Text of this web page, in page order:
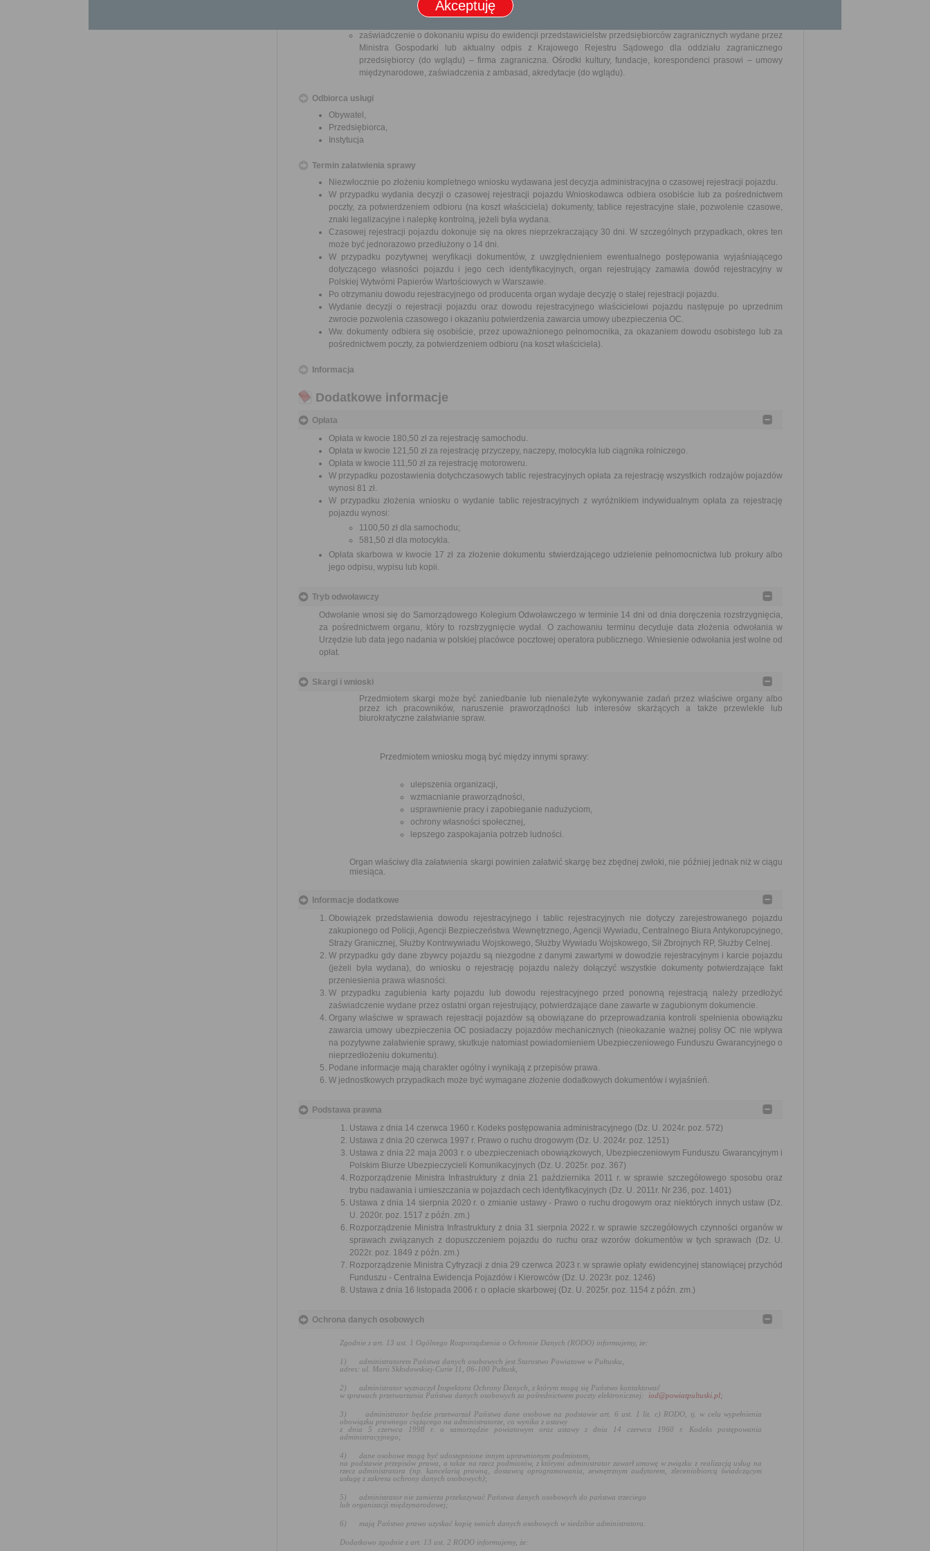
rezydenta długoterminowego Unii Europejskiej, nadanie statusu uchodźcy, udzielenie ochrony uzupełniającej
zaświadczenie o dokonaniu wpisu do ewidencji przedstawicielstw przedsiębiorców zagranicznych wydane przez
Ministra Gospodarki lub aktualny odpis z Krajowego Rejestru Sądowego dla oddziału zagranicznego
przedsiębiorcy (do wglądu) – firma zagraniczna. Ośrodki kultury, fundacje, korespondenci prasowi – umowy
międzynarodowe, zaświadczenia z ambasad, akredytacje (do wglądu).
Odbiorca usługi
Obywatel,
Przedsiębiorca,
Instytucja
Termin załatwienia sprawy
Niezwłocznie po złożeniu kompletnego wniosku wydawana jest decyzja administracyjna o czasowej rejestracji pojazdu.
W przypadku wydania decyzji o czasowej rejestracji pojazdu Wnioskodawca odbiera osobiście lub za pośrednictwem
poczty, za potwierdzeniem odbioru (na koszt właściciela) dokumenty, tablice rejestracyjne stałe, pozwolenie czasowe,
znaki legalizacyjne i nalepkę kontrolną, jeżeli była wydana.
Czasowej rejestracji pojazdu dokonuje się na okres nieprzekraczający 30 dni. W szczególnych przypadkach, okres ten
może być jednorazowo przedłużony o 14 dni.
W przypadku pozytywnej weryfikacji dokumentów, z uwzględnieniem ewentualnego postępowania wyjaśniającego
dotyczącego własności pojazdu i jego cech identyfikacyjnych, organ rejestrujący zamawia dowód rejestracyjny w
Polskiej Wytwórni Papierów Wartościowych w Warszawie.
Po otrzymaniu dowodu rejestracyjnego od producenta organ wydaje decyzję o stałej rejestracji pojazdu.
Wydanie decyzji o rejestracji pojazdu oraz dowodu rejestracyjnego właścicielowi pojazdu następuje po uprzednim
zwrocie pozwolenia czasowego i okazaniu potwierdzenia zawarcia umowy ubezpieczenia OC.
Ww. dokumenty odbiera się osobiście, przez upoważnionego pełnomocnika, za okazaniem dowodu osobistego lub za
pośrednictwem poczty, za potwierdzeniem odbioru (na koszt właściciela).
Informacja
Dodatkowe informacje
Opłata
Opłata w kwocie 180,50 zł za rejestrację samochodu.
Opłata w kwocie 121,50 zł za rejestrację przyczepy, naczepy, motocykla lub ciągnika rolniczego.
Opłata w kwocie 111,50 zł za rejestrację motoroweru.
W przypadku pozostawienia dotychczasowych tablic rejestracyjnych opłata za rejestrację wszystkich rodzajów pojazdów
wynosi 81 zł.
W przypadku złożenia wniosku o wydanie tablic rejestracyjnych z wyróżnikiem indywidualnym opłata za rejestrację
pojazdu wynosi:
1100,50 zł dla samochodu;
581,50 zł dla motocykla.
Opłata skarbowa w kwocie 17 zł za złożenie dokumentu stwierdzającego udzielenie pełnomocnictwa lub prokury albo
jego odpisu, wypisu lub kopii.
Tryb odwoławczy
Odwołanie wnosi się do Samorządowego Kolegium Odwoławczego w terminie 14 dni od dnia doręczenia rozstrzygnięcia,
za pośrednictwem organu, który to rozstrzygnięcie wydał. O zachowaniu terminu decyduje data złożenia odwołania w
Urzędzie lub data jego nadania w polskiej placówce pocztowej operatora publicznego. Wniesienie odwołania jest wolne od
opłat.
Skargi i wnioski
Przedmiotem skargi może być zaniedbanie lub nienależyte wykonywanie zadań przez właściwe organy albo
przez ich pracowników, naruszenie praworządności lub interesów skarżących a także przewlekłe lub
biurokratyczne załatwianie spraw.
Przedmiotem wniosku mogą być między innymi sprawy:
ulepszenia organizacji,
wzmacnianie praworządności,
usprawnienie pracy i zapobieganie nadużyciom,
ochrony własności społecznej,
lepszego zaspokajania potrzeb ludności.
Organ właściwy dla załatwienia skargi powinien załatwić skargę bez zbędnej zwłoki, nie później jednak niż w ciągu
miesiąca.
Informacje dodatkowe
Obowiązek przedstawienia dowodu rejestracyjnego i tablic rejestracyjnych nie dotyczy zarejestrowanego pojazdu
zakupionego od Policji, Agencji Bezpieczeństwa Wewnętrznego, Agencji Wywiadu, Centralnego Biura Antykorupcyjnego,
Straży Granicznej, Służby Kontrwywiadu Wojskowego, Służby Wywiadu Wojskowego, Sił Zbrojnych RP, Służby Celnej.
W przypadku gdy dane zbywcy pojazdu są niezgodne z danymi zawartymi w dowodzie rejestracyjnym i karcie pojazdu
(jeżeli była wydana), do wniosku o rejestrację pojazdu należy dołączyć wszystkie dokumenty potwierdzające fakt
przeniesienia prawa własności.
W przypadku zagubienia karty pojazdu lub dowodu rejestracyjnego przed ponowną rejestracją należy przedłożyć
zaświadczenie wydane przez ostatni organ rejestrujący, potwierdzające dane zawarte w zagubionym dokumencie.
Organy właściwe w sprawach rejestracji pojazdów są obowiązane do przeprowadzania kontroli spełnienia obowiązku
zawarcia umowy ubezpieczenia OC posiadaczy pojazdów mechanicznych (nieokazanie ważnej polisy OC nie wpływa
na pozytywne załatwienie sprawy, skutkuje natomiast powiadomieniem Ubezpieczeniowego Funduszu Gwarancyjnego o
nieprzedłożeniu dokumentu).
Podane informacje mają charakter ogólny i wynikają z przepisów prawa.
W jednostkowych przypadkach może być wymagane złożenie dodatkowych dokumentów i wyjaśnień.
Podstawa prawna
Ustawa z dnia 14 czerwca 1960 r. Kodeks postępowania administracyjnego (Dz. U. 2024r. poz. 572)
Ustawa z dnia 20 czerwca 1997 r. Prawo o ruchu drogowym (Dz. U. 2024r. poz. 1251)
Ustawa z dnia 22 maja 2003 r. o ubezpieczeniach obowiązkowych, Ubezpieczeniowym Funduszu Gwarancyjnym i
Polskim Biurze Ubezpieczycieli Komunikacyjnych (Dz. U. 2025r. poz. 367)
Rozporządzenie Ministra Infrastruktury z dnia 21 października 2011 r. w sprawie szczegółowego sposobu oraz
trybu nadawania i umieszczania w pojazdach cech identyfikacyjnych (Dz. U. 2011r. Nr 236, poz. 1401)
Ustawa z dnia 14 sierpnia 2020 r. o zmianie ustawy - Prawo o ruchu drogowym oraz niektórych innych ustaw (Dz.
U. 2020r. poz. 1517 z późn. zm.)
Rozporządzenie Ministra Infrastruktury z dnia 31 sierpnia 2022 r. w sprawie szczegółowych czynności organów w
sprawach związanych z dopuszczeniem pojazdu do ruchu oraz wzorów dokumentów w tych sprawach (Dz. U.
2022r. poz. 1849 z późn. zm.)
Rozporządzenie Ministra Cyfryzacji z dnia 29 czerwca 2023 r. w sprawie opłaty ewidencyjnej stanowiącej przychód
Funduszu - Centralna Ewidencja Pojazdów i Kierowców (Dz. U. 2023r. poz. 1246)
Ustawa z dnia 16 listopada 2006 r. o opłacie skarbowej (Dz. U. 2025r. poz. 1154 z późn. zm.)
Ochrona danych osobowych
Zgodnie z art. 13 ust. 1 Ogólnego Rozporządzenia o Ochronie Danych (RODO) informujemy, że:
1) administratorem Państwa danych osobowych jest Starostwo Powiatowe w Pułtusku,
adres: ul. Marii Skłodowskiej-Curie 11, 06-100 Pułtusk,
2) administrator wyznaczył Inspektora Ochrony Danych, z którym mogą się Państwo kontaktować
w sprawach przetwarzania Państwa danych osobowych za pośrednictwem poczty elektronicznej:
iod@powiatpultuski.pl;
3) administrator będzie przetwarzał Państwa dane osobowe na podstawie art. 6 ust. 1 lit. c) RODO, tj. w celu wypełnienia
obowiązku prawnego ciążącego na administratorze, co wynika z ustawy
z dnia 5 czerwca 1998 r. o samorządzie powiatowym oraz ustawy z dnia 14 czerwca 1960 r. Kodeks postępowania
administracyjnego ;
4) dane osobowe mogą być udostępnione innym uprawnionym podmiotom,
na podstawie przepisów prawa, a także na rzecz podmiotów, z którymi administrator zawarł umowę w związku z realizacją usług na
rzecz administratora (np. kancelarią prawną, dostawcą oprogramowania, zewnętrznym audytorem, zleceniobiorcą świadczącym
usługę z zakresu ochrony danych osobowych);
5) administrator nie zamierza przekazywać Państwa danych osobowych do państwa trzeciego
lub organizacji międzynarodowej;
6) mają Państwo prawo uzyskać kopię swoich danych osobowych w siedzibie administratora.
Dodatkowo zgodnie z art. 13 ust. 2 RODO informujemy, że:
Akceptuję